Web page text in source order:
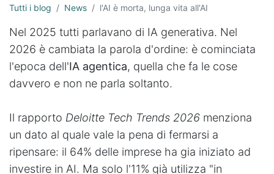
Tutti i blog News l'AI è morta, lunga vita all'AI
Nel 2025 tutti parlavano di IA generativa. Nel
2026 è cambiata la parola d'ordine: è cominciata
l'epoca dell'IA agentica, quella che fa le cose
davvero e non ne parla soltanto.
Il rapporto Deloitte Tech Trends 2026 menziona
un dato al quale vale la pena di fermarsi a
ripensare: il 64% delle imprese ha gia iniziato ad
investire in AI. Ma solo l'11% già utilizza "in